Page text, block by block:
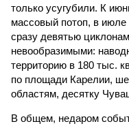
только усугубили. К
массовый потоп, в
сразу девятью
невообразимыми:
территорию в 180 тыс.
по площади Карелии,
областям, десятку
В общем, недаром